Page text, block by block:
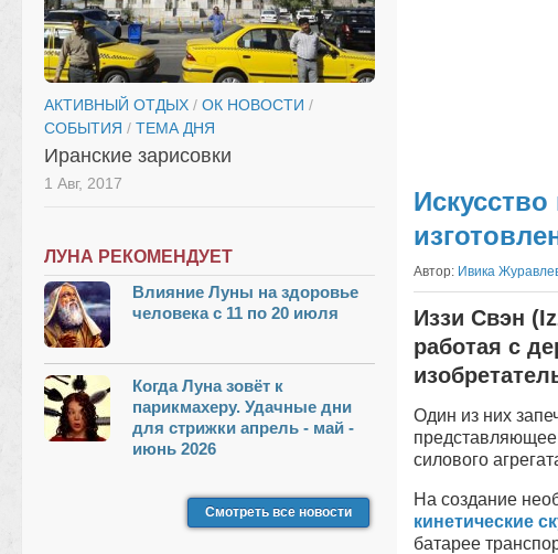
Автор: Ивика
Иззи Свэн
работая с
Один из них
представляющее
силового
На создание
кинетические
батарее
АКТИВНЫЙ ОТДЫХ / ОК НОВОСТИ /
СОБЫТИЯ / ТЕМА ДНЯ
Иранские зарисовки
1 Авг, 2017
ЛУНА РЕКОМЕНДУЕТ
Влияние Луны на здоровье
человека с 11 по 20 июля
Когда Луна зовёт к
парикмахеру. Удачные дни
для стрижки апрель - май -
июнь 2026
Смотреть все новости